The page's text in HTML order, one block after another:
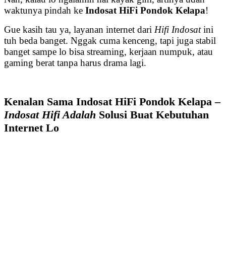
waktunya pindah ke Indosat HiFi Pondok Kelapa!
Gue kasih tau ya, layanan internet dari Hifi Indosatini
tuh beda banget. Nggak cuma kenceng, tapi juga stabil
banget sampe lo bisa streaming, kerjaan numpuk, atau
gaming berat tanpa harus drama lagi.
Kenalan Sama Indosat HiFi Pondok Kelapa –
Indosat Hifi Adalah Solusi Buat Kebutuhan
Internet Lo